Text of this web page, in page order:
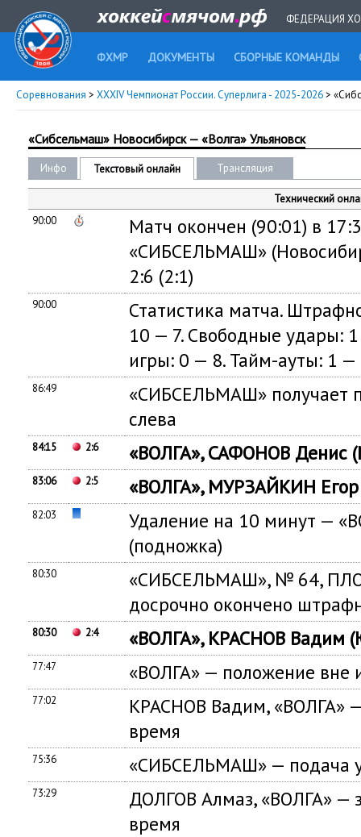
ФЕДЕРАЦИЯ
ФХМР ДОКУМЕНТЫ СБОРНЫЕ КОМАНДЫ
Соревнования > XXXIV Чемпионат России. Суперлига - 2025-2026>
«Сибсельмаш» Новосибирск — «Волга» Ульяновск
Инфо Текстовый онлайн Трансляция
Технический
90:00
Матч окончен (90:01) в
«СИБСЕЛЬМАШ»
2:6 (2:1)
90:00
Статистика матча.
10 — 7. Свободные удары:
игры: 0 — 8. Тайм-ауты: 1 —
86:49
«СИБСЕЛЬМАШ» получает
слева
84:15 2:6 «ВОЛГА», САФОНОВ Денис
83:06 2:5 «ВОЛГА», МУРЗАЙКИН
82:03
Удаление на 10 минут —
(подножка)
80:30
«СИБСЕЛЬМАШ», № 64,
досрочно окончено
80:30 2:4 «ВОЛГА», КРАСНОВ Вадим
77:47 «ВОЛГА» — положение вне
77:02
КРАСНОВ Вадим, «ВОЛГА»
время
75:36 «СИБСЕЛЬМАШ» — подача
73:29
ДОЛГОВ Алмаз, «ВОЛГА» —
время